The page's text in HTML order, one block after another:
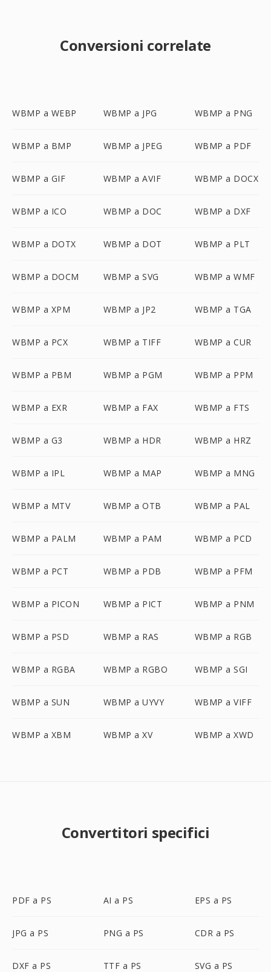
Conversioni correlate
WBMP a WEBP WBMP a JPG WBMP a PNG
WBMP a BMP WBMP a JPEG WBMP a PDF
WBMP a GIF WBMP a AVIF WBMP a DOCX
WBMP a ICO WBMP a DOC WBMP a DXF
WBMP a DOTX WBMP a DOT WBMP a PLT
WBMP a DOCM WBMP a SVG WBMP a WMF
WBMP a XPM WBMP a JP2 WBMP a TGA
WBMP a PCX WBMP a TIFF WBMP a CUR
WBMP a PBM WBMP a PGM WBMP a PPM
WBMP a EXR WBMP a FAX WBMP a FTS
WBMP a G3 WBMP a HDR WBMP a HRZ
WBMP a IPL WBMP a MAP WBMP a MNG
WBMP a MTV WBMP a OTB WBMP a PAL
WBMP a PALM WBMP a PAM WBMP a PCD
WBMP a PCT WBMP a PDB WBMP a PFM
WBMP a PICON WBMP a PICT WBMP a PNM
WBMP a PSD WBMP a RAS WBMP a RGB
WBMP a RGBA WBMP a RGBO WBMP a SGI
WBMP a SUN WBMP a UYVY WBMP a VIFF
WBMP a XBM WBMP a XV WBMP a XWD
Convertitori specifici
PDF a PS AI a PS EPS a PS
JPG a PS PNG a PS CDR a PS
DXF a PS TTF a PS SVG a PS